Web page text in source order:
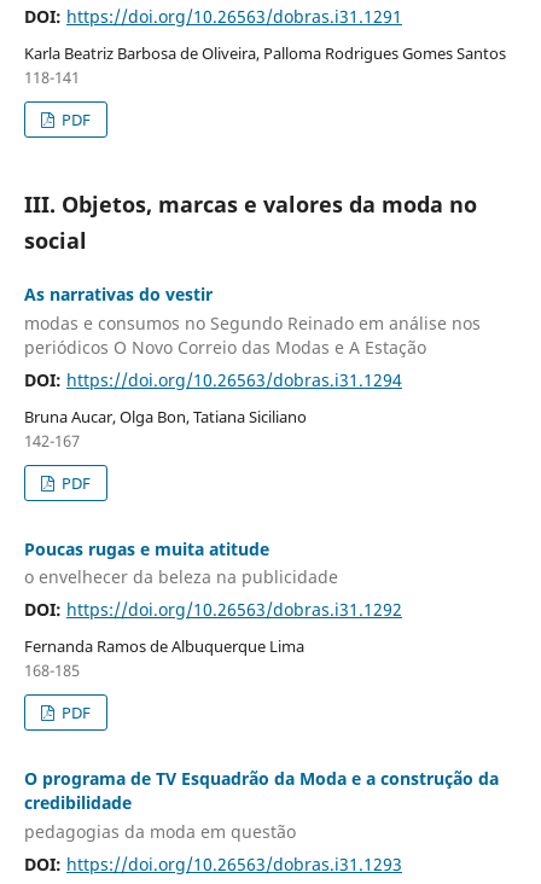
DOI: https://doi.org/10.26563/dobras.i31.1291
Karla Beatriz Barbosa de Oliveira, Palloma Rodrigues Gomes Santos
118-141
PDF
III. Objetos, marcas e valores da moda no
social
As narrativas do vestir
modas e consumos no Segundo Reinado em análise nos
periódicos O Novo Correio das Modas e A Estação
DOI: https://doi.org/10.26563/dobras.i31.1294
Bruna Aucar, Olga Bon, Tatiana Siciliano
142-167
PDF
Poucas rugas e muita atitude
o envelhecer da beleza na publicidade
DOI: https://doi.org/10.26563/dobras.i31.1292
Fernanda Ramos de Albuquerque Lima
168-185
PDF
O programa de TV Esquadrão da Moda e a construção da
credibilidade
pedagogias da moda em questão
DOI: https://doi.org/10.26563/dobras.i31.1293